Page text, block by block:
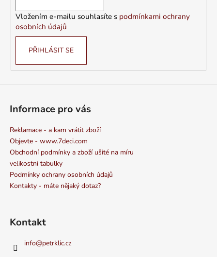
Vložením e-mailu souhlasíte s podmínkami ochrany
osobních údajů
PŘIHLÁSIT SE
Informace pro vás
Reklamace - a kam vrátit zboží
Objevte - www.7deci.com
Obchodní podmínky a zboží ušité na míru
velikostni tabulky
Podmínky ochrany osobních údajů
Kontakty - máte nějaký dotaz?
Kontakt
info@petrklic.cz